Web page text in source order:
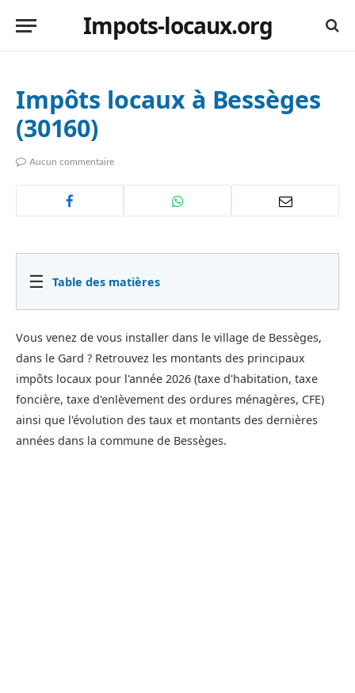
Impots-locaux.org
Impôts locaux à Bessèges
(30160)
Aucun commentaire
☰ Table des matières
Vous venez de vous installer dans le village de Bessèges,
dans le Gard ? Retrouvez les montants des principaux
impôts locaux pour l'année 2026 (taxe d'habitation, taxe
foncière, taxe d'enlèvement des ordures ménagères, CFE)
ainsi que l'évolution des taux et montants des dernières
années dans la commune de Bessèges.